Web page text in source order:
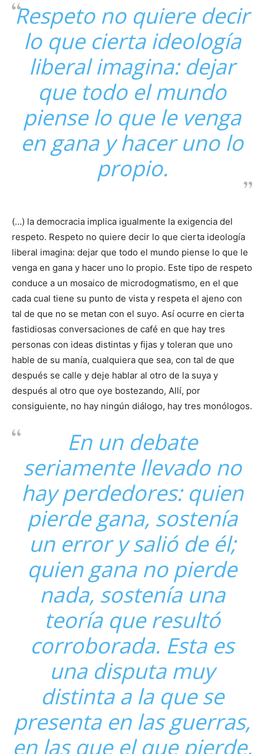
Respeto no quiere decir
lo que cierta ideología
liberal imagina: dejar
que todo el mundo
piense lo que le venga
en gana y hacer uno lo
propio.
(…) la democracia implica igualmente la exigencia del
respeto. Respeto no quiere decir lo que cierta ideología
liberal imagina: dejar que todo el mundo piense lo que le
venga en gana y hacer uno lo propio. Este tipo de respeto
conduce a un mosaico de microdogmatismo, en el que
cada cual tiene su punto de vista y respeta el ajeno con
tal de que no se metan con el suyo. Así ocurre en cierta
fastidiosas conversaciones de café en que hay tres
personas con ideas distintas y fijas y toleran que uno
hable de su manía, cualquiera que sea, con tal de que
después se calle y deje hablar al otro de la suya y
después al otro que oye bostezando, Allí, por
consiguiente, no hay ningún diálogo, hay tres monólogos.
En un debate
seriamente llevado no
hay perdedores: quien
pierde gana, sostenía
un error y salió de él;
quien gana no pierde
nada, sostenía una
teoría que resultó
corroborada. Esta es
una disputa muy
distinta a la que se
presenta en las guerras,
en las que el que pierde,